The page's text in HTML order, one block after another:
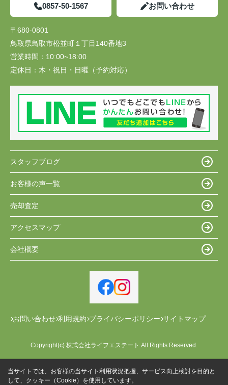
0857-50-1567 お問い合わせ
〒680-0801
鳥取県鳥取市松並町１丁目140番地3
営業時間： 10:00~18:00
定休日： 木・祝日・日曜（予約対応）
スタッフブログ
お客様の声一覧
売却査定
アクセスマップ
会社概要
お問い合わせ 利用規約 プライバシーポリシー サイトマップ
Copyright(c) 株式会社ライフエステート All Rights Reserved.
当サイトでは、お客様の当サイト利用状況把握、サービス向上検討を目的と
して、クッキー（Cookie）を使用しています。